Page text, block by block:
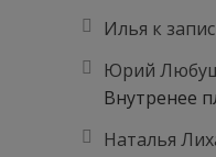
Илья к
Юрий
Внутренее
Наталья